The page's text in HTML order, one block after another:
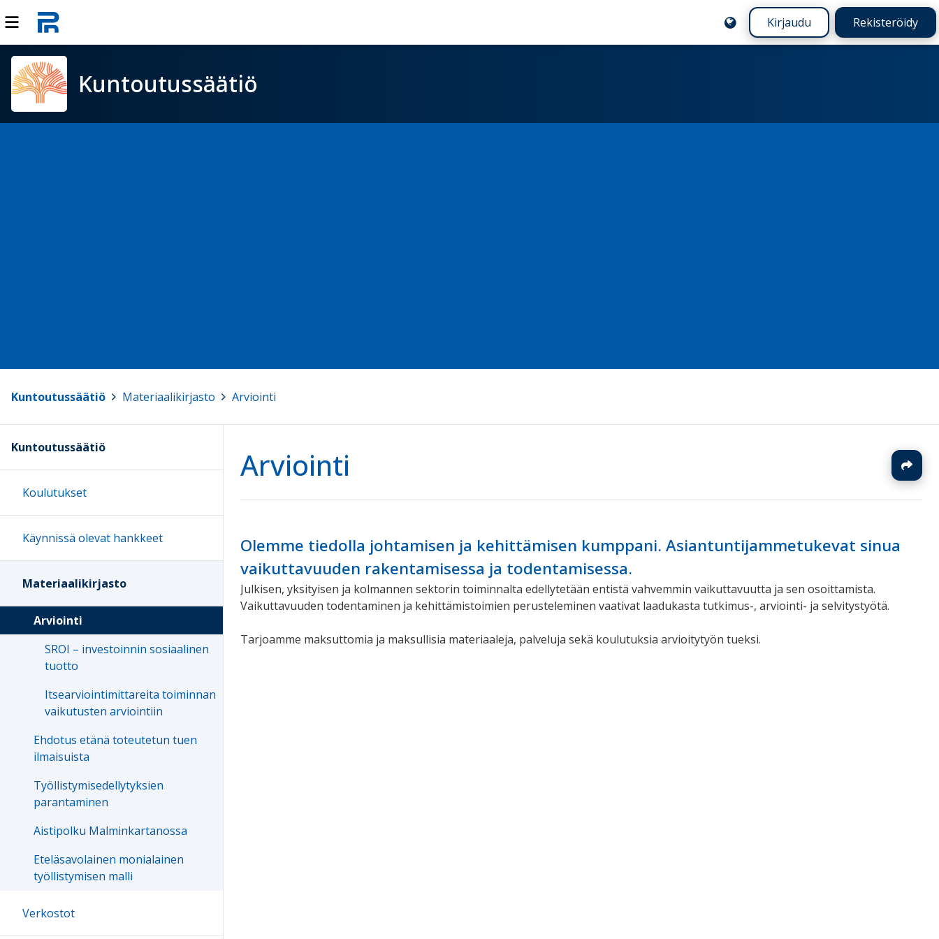
Kirjaudu Rekisteröidy
Kuntoutussäätiö
Kuntoutussäätiö Materiaalikirjasto Arviointi
Arviointi
Olemme tiedolla johtamisen ja kehittämisen kumppani. Asiantuntijammetukevat sinua
vaikuttavuuden rakentamisessa ja todentamisessa.
Julkisen, yksityisen ja kolmannen sektorin toiminnalta edellytetään entistä vahvemmin vaikuttavuutta ja sen osoittamista.
Vaikuttavuuden todentaminen ja kehittämistoimien perusteleminen vaativat laadukasta tutkimus-, arviointi- ja selvitystyötä.
Tarjoamme maksuttomia ja maksullisia materiaaleja, palveluja sekä koulutuksia arvioitytyön tueksi.
Kuntoutussäätiö
Koulutukset
Käynnissä olevat hankkeet
Materiaalikirjasto
Arviointi
SROI – investoinnin sosiaalinen
tuotto
Itsearviointimittareita toiminnan
vaikutusten arviointiin
Ehdotus etänä toteutetun tuen
ilmaisuista
Työllistymisedellytyksien
parantaminen
Aistipolku Malminkartanossa
Eteläsavolainen monialainen
työllistymisen malli
Verkostot